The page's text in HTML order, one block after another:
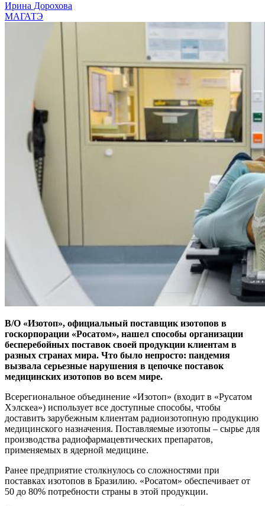
Ирина Дорохова
МАГАТЭ
В/О «Изотоп», официальный поставщик изотопов в
госкорпорации «Росатом», нашел способы организации
бесперебойных поставок своей продукции клиентам в
разных странах мира. Что было непросто: пандемия
вызвала серьезные нарушения в цепочке поставок
медицинских изотопов во всем мире.
Всерегиональное объединение «Изотоп» (входит в «Русатом
Хэлскеа») использует все доступные способы, чтобы
доставить зарубежным клиентам радиоизотопную продукцию
медицинского назначения. Поставляемые изотопы – сырье для
производства радиофармацевтических препаратов,
применяемых в ядерной медицине.
Ранее предприятие столкнулось со сложностями при
поставках изотопов в Бразилию. «Росатом» обеспечивает от
50 до 80% потребности страны в этой продукции.